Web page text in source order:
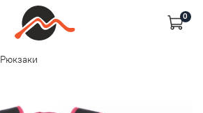
0
Рюкзаки